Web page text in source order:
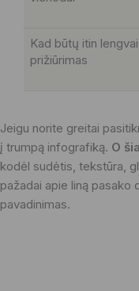
Kad būtų itin lengvai
prižiūrimas
Jeigu norite greitai
į trumpą infografiką. O
kodėl sudėtis, tekstūra,
pažadai apie liną pasako
pavadinimas.